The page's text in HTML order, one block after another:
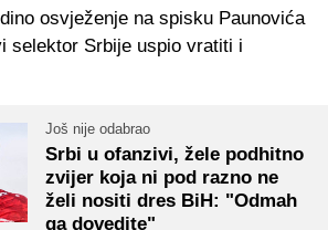
osvježenje na spisku Paunovića
selektor Srbije uspio vratiti i
Još nije odabrao
Srbi u ofanzivi, žele podhitno
zvijer koja ni pod razno ne
želi nositi dres BiH: "Odmah
ga dovedite"